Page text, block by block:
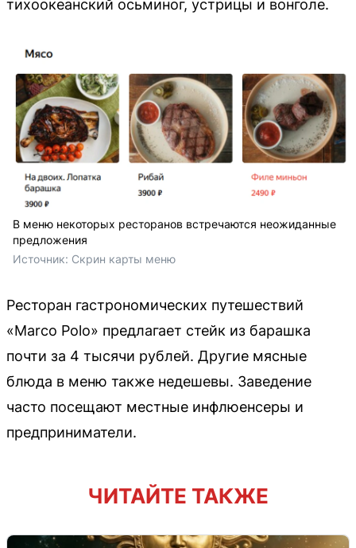
тихоокеанский осьминог, устрицы и вонголе.
В меню некоторых ресторанов встречаются неожиданные
предложения
Источник: Скрин карты меню
Ресторан гастрономических путешествий
«Marco Polo» предлагает стейк из барашка
почти за 4 тысячи рублей. Другие мясные
блюда в меню также недешевы. Заведение
часто посещают местные инфлюенсеры и
предприниматели.
ЧИТАЙТЕ ТАКЖЕ